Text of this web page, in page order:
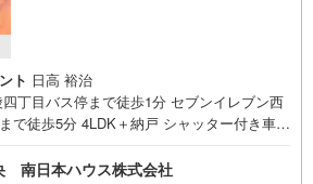
ト 日高 裕治
丁目バス停まで徒歩1分 セブンイレブン西
で徒歩5分 4LDK＋納戸 シャッター付き車庫
愛保育園まで徒歩7分・西郷団地郵便局ま
南日本ハウス株式会社